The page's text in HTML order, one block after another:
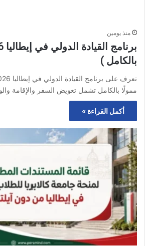
منذ يومين
بالكامل )
ممولًا بالكامل تشمل تعويض السفر والإقامة
أكمل القراءة »